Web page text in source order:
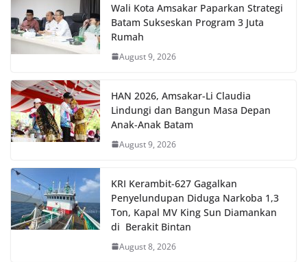
Wali Kota Amsakar Paparkan Strategi
Batam Sukseskan Program 3 Juta
Rumah
August 9, 2026
HAN 2026, Amsakar-Li Claudia
Lindungi dan Bangun Masa Depan
Anak-Anak Batam
August 9, 2026
KRI Kerambit-627 Gagalkan
Penyelundupan Diduga Narkoba 1,3
Ton, Kapal MV King Sun Diamankan
di Berakit Bintan
August 8, 2026